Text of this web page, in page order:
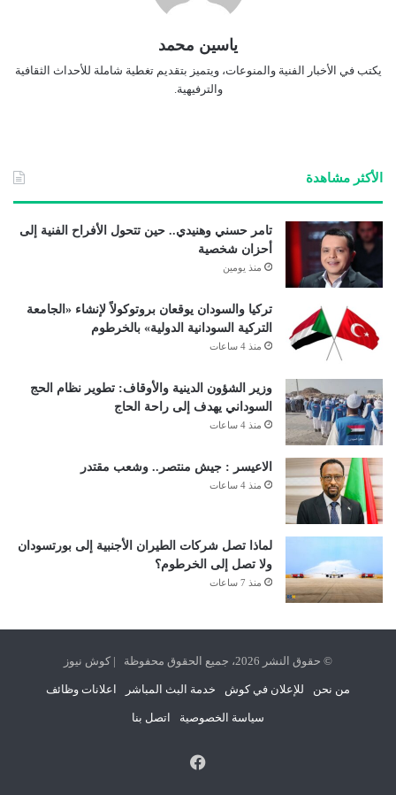
ياسين محمد
يكتب في الأخبار الفنية والمنوعات، ويتميز بتقديم تغطية شاملة للأحداث الثقافية
والترفيهية.
الأكثر مشاهدة
تامر حسني وهنيدي.. حين تتحول الأفراح الفنية إلى
أحزان شخصية
منذ يومين
تركيا والسودان يوقعان بروتوكولاً لإنشاء «الجامعة
التركية السودانية الدولية» بالخرطوم
منذ 4 ساعات
وزير الشؤون الدينية والأوقاف: تطوير نظام الحج
السوداني يهدف إلى راحة الحاج
منذ 4 ساعات
الاعيسر : جيش منتصر.. وشعب مقتدر
منذ 4 ساعات
لماذا تصل شركات الطيران الأجنبية إلى بورتسودان
ولا تصل إلى الخرطوم؟
منذ 7 ساعات
© حقوق النشر 2026، جميع الحقوق محفوظة | كوش نيوز
من نحن للإعلان في كوش خدمة البث المباشر اعلانات وظائف
سياسة الخصوصية اتصل بنا